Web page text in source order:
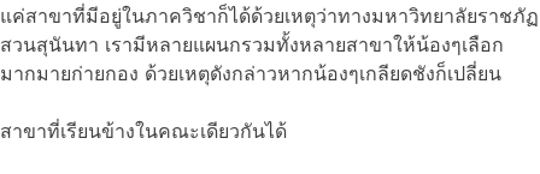
แค่สาขาที่มีอยู่ในภาควิชาก็ได้ด้วยเหตุว่าทางมหาวิทยาลัยราชภัฏ
สวนสุนันทา เรามีหลายแผนกรวมทั้งหลายสาขาให้น้องๆเลือก
มากมายก่ายกอง ด้วยเหตุดังกล่าวหากน้องๆเกลียดชังก็เปลี่ยน
สาขาที่เรียนข้างในคณะเดียวกันได้